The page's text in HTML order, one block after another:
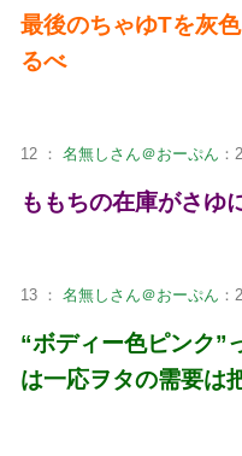
最後のちゃゆTを灰
るべ
12 ： 名無しさん＠おーぷん
ももちの在庫がさゆ
13 ： 名無しさん＠おーぷん
“ボディー色ピンク”
は一応ヲタの需要は